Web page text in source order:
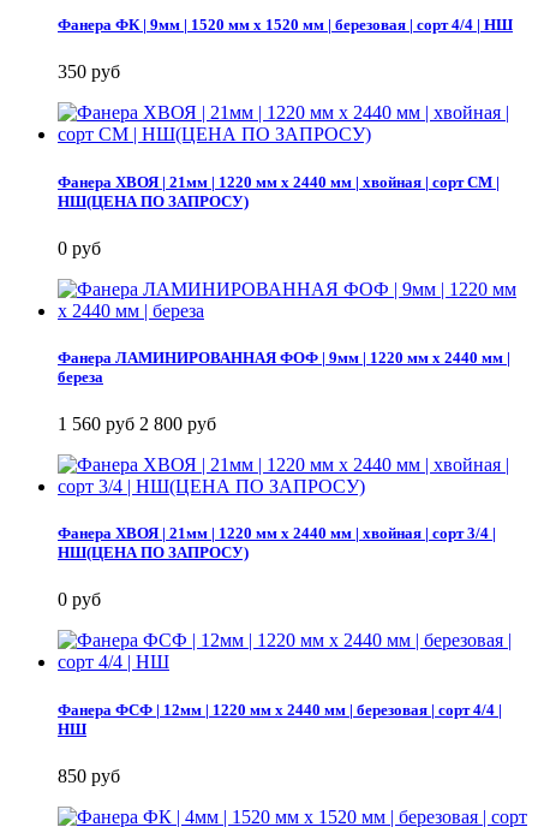
Фанера ФК | 9мм | 1520 мм х 1520 мм | березовая | сорт 4/4 | НШ
350 руб
Фанера ХВОЯ | 21мм | 1220 мм х 2440 мм | хвойная | сорт СМ |
НШ(ЦЕНА ПО ЗАПРОСУ)
0 руб
Фанера ЛАМИНИРОВАННАЯ ФОФ | 9мм | 1220 мм х 2440 мм |
береза
1 560 руб 2 800 руб
Фанера ХВОЯ | 21мм | 1220 мм х 2440 мм | хвойная | сорт 3/4 |
НШ(ЦЕНА ПО ЗАПРОСУ)
0 руб
Фанера ФСФ | 12мм | 1220 мм х 2440 мм | березовая | сорт 4/4 |
НШ
850 руб